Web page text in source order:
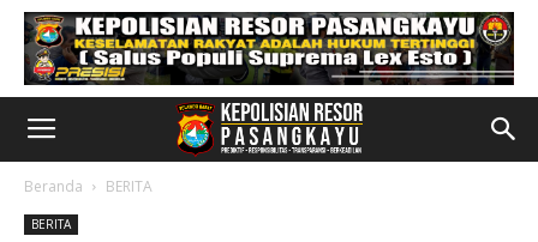
Beranda BERITA
BERITA